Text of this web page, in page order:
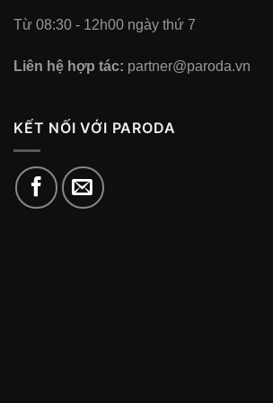
Từ 08:30 - 12h00 ngày thứ 7
Liên hệ hợp tác: partner@paroda.vn
KẾT NỐI VỚI PARODA